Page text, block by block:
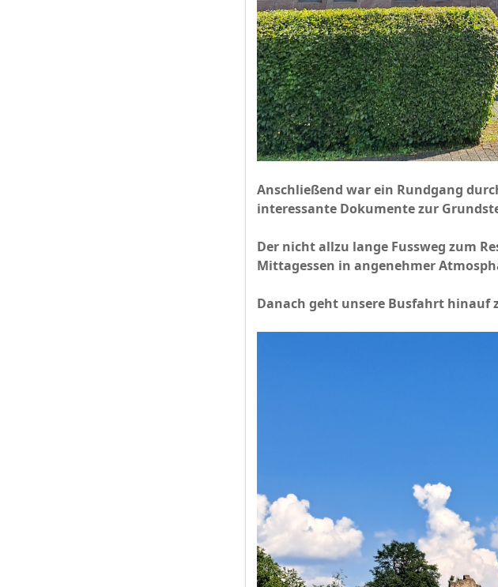
Anschließend war ein Rundgang
interessante Dokumente zur
Der nicht allzu lange Fussweg zum
Mittagessen in angenehmer
​​​Danach geht unsere Busfahrt hinauf